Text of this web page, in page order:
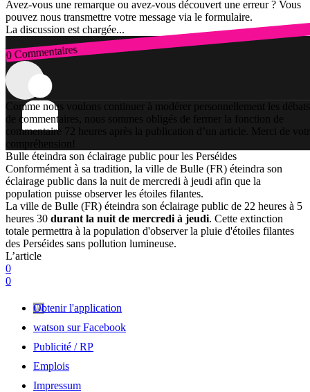
Avez-vous une remarque ou avez-vous découvert une erreur ? Vous
pouvez nous transmettre votre message via le formulaire.
La discussion est chargée...
0 Commentaires
Connexion
Comme nous voulons continuer à modérer personnellement les débats
de commentaires, nous sommes obligés de fermer la fonction de
commentaire 72 heures après la publication d’un article. Merci de
compréhension!
Bulle éteindra son éclairage public pour les Perséides
Conformément à sa tradition, la ville de Bulle (FR) éteindra son
éclairage public dans la nuit de mercredi à jeudi afin que la
population puisse observer les étoiles filantes.
La ville de Bulle (FR) éteindra son éclairage public de 22 heures à 5
heures 30 durant la nuit de mercredi à jeudi. Cette extinction
totale permettra à la population d'observer la pluie d'étoiles filantes
des Perséides sans pollution lumineuse.
L’article
0
0
Obtenir l'application
watson sur Facebook
Publicité / RP
Emplois
Impressum